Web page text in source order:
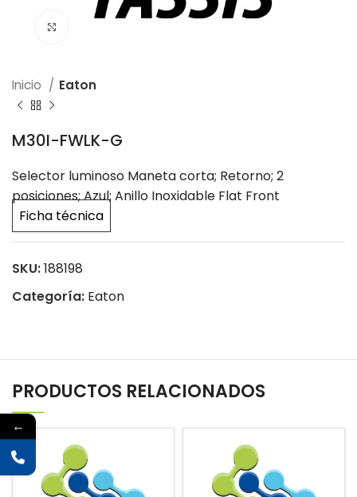
Inicio Eaton
M30I-FWLK-G
Selector luminoso Maneta corta; Retorno; 2
posiciones; Azul; Anillo Inoxidable Flat Front
Ficha técnica
SKU:188198
Categoría: Eaton
PRODUCTOS RELACIONADOS
←